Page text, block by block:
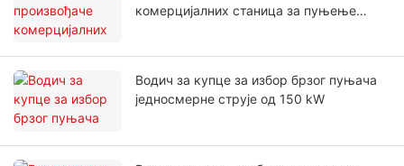
комерцијалних станица за пуњење
Водич за купце за избор брзог пуњача
једносмерне струје од 150 kW